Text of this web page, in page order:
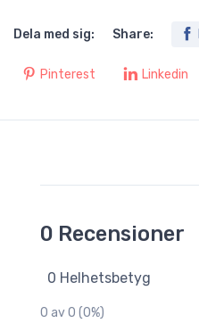
Dela med sig: Share:
Pinterest Linkedin
0 Recensioner
0 Helhetsbetyg
0 av 0 (0%)